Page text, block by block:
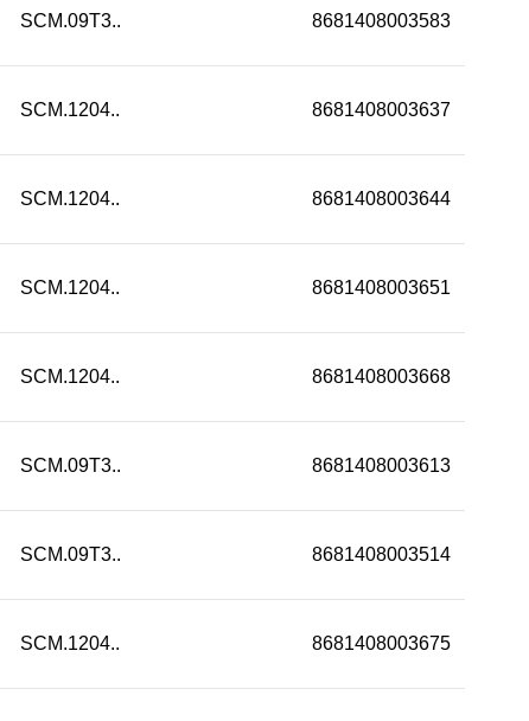
SCM.09T3.. 8681408003583
SCM.1204.. 8681408003637
SCM.1204.. 8681408003644
SCM.1204.. 8681408003651
SCM.1204.. 8681408003668
SCM.09T3.. 8681408003613
SCM.09T3.. 8681408003514
SCM.1204.. 8681408003675